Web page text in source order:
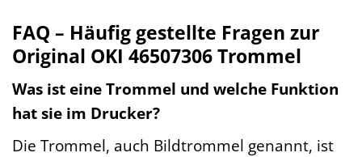
FAQ – Häufig gestellte Fragen zur
Original OKI 46507306 Trommel
Was ist eine Trommel und welche Funktion
hat sie im Drucker?
Die Trommel, auch Bildtrommel genannt, ist